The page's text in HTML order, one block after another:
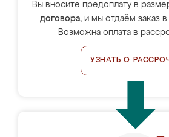
Вы вносите предоплату в
договора, и мы отдаём заказ
Возможна оплата в
УЗНАТЬ О